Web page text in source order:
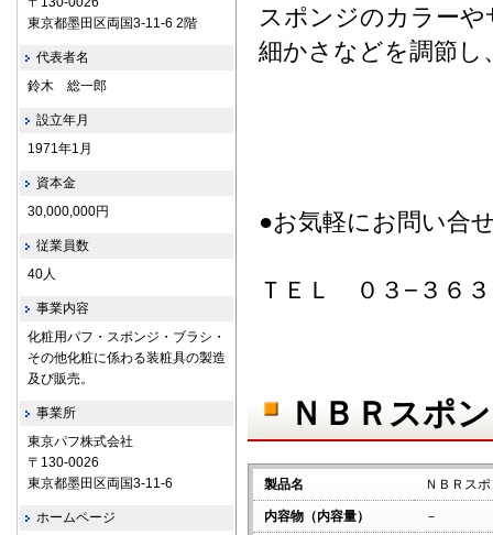
スポンジのカラー
細かさなどを調節し
●お気軽にお問い合
ＴＥＬ ０３−３６
ＮＢＲスポ
製品名 ＮＢＲス
内容物（内容量） －
東京都墨田区両国3-11-6 2階
代表者名
鈴木 総一郎
設立年月
1971年1月
資本金
30,000,000円
従業員数
40人
事業内容
化粧用パフ・スポンジ・ブラシ・
その他化粧に係わる装粧具の製造
及び販売。
事業所
東京パフ株式会社
〒130-0026
東京都墨田区両国3-11-6
ホームページ